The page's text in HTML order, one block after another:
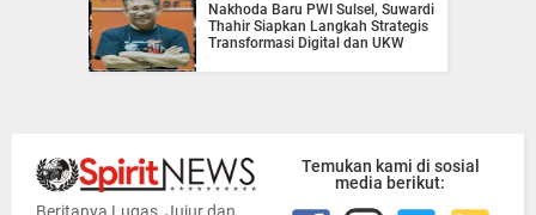
Nakhoda Baru PWI Sulsel, Suwardi
Thahir Siapkan Langkah Strategis
Transformasi Digital dan UKW
Beritanya Lugas, Jujur dan
Temukan kami di sosial
media berikut: